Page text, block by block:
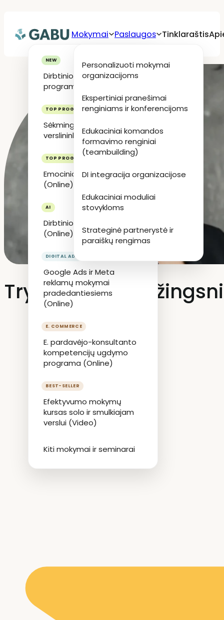
Mokymai
Dirbtinio intelekto
programa: GABU AI ENGINE
Sėkmingas ateities
verslininkas (Online)
Emocinio intelekto ABC
(Online)
Dirbtinio intelekto kursai
(Online)
Google Ads ir Meta
reklamų mokymai
pradedantiesiems
(Online)
E. pardavėjo-konsultanto
kompetencijų ugdymo
programa (Online)
Efektyvumo mokymų
kursas solo ir smulkiajam
verslui (Video)
Kiti mokymai ir seminarai
Paslaugos
Personalizuoti mokymai
organizacijoms
Ekspertiniai pranešimai
renginiams ir konferencijoms
Edukaciniai komandos
formavimo renginiai
(teambuilding)
DI integracija organizacijose
Edukaciniai moduliai
stovykloms
Strateginė partnerystė ir
paraiškų rengimas
Tinklaraštis
Trys svarbiausi